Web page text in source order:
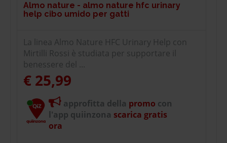
Almo nature - almo nature hfc urinary
help cibo umido per gatti
La linea Almo Nature HFC Urinary Help con
Mirtilli Rossi è studiata per supportare il
benessere del ...
€ 25,99
approfitta della promo con
l'app quiinzona scarica gratis
ora